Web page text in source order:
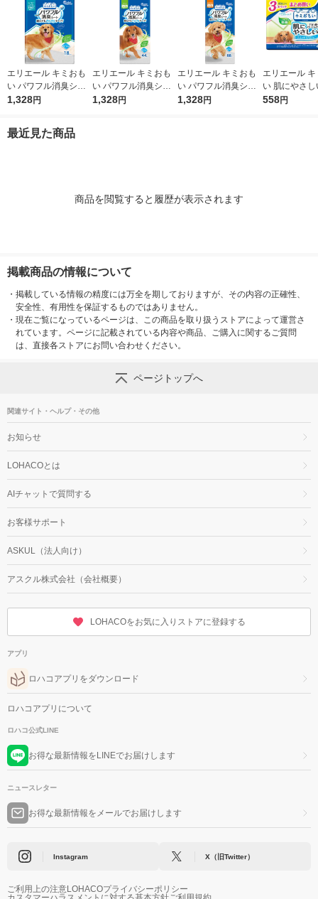
エリエール キミおも
い パワフル消臭シー
ト スーパーワイド 無
1,328円
エリエール キミおも
い パワフル消臭シー
ト ワイド 無香タイプ
1,328円
エリエール キミおも
い パワフル消臭シー
ト レギュラー 無香タ
1,328円
エリエール
い 肌にやさ
ットティシュ
558円
最近見た商品
商品を閲覧すると履歴が表示されます
掲載商品の情報について
・ 掲載している情報の精度には万全を期しておりますが、その内容の正確性、
安全性、有用性を保証するものではありません。
・ 現在ご覧になっているページは、この商品を取り扱うストアによって運営さ
れています。ページに記載されている内容や商品、ご購入に関するご質問
は、直接各ストアにお問い合わせください。
ページトップへ
関連サイト・ヘルプ・その他
お知らせ
LOHACOとは
AIチャットで質問する
お客様サポート
ASKUL（法人向け）
アスクル株式会社（会社概要）
LOHACOをお気に入りストアに登録する
アプリ
ロハコアプリをダウンロード
ロハコアプリについて
ロハコ公式LINE
お得な最新情報をLINEでお届けします
ニュースレター
お得な最新情報をメールでお届けします
Instagram X（旧Twitter）
ご利用上の注意LOHACOプライバシーポリシー